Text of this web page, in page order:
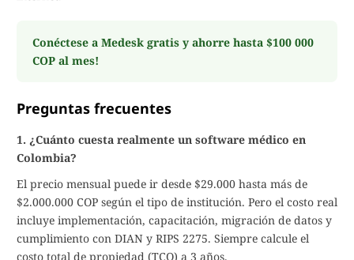
Conéctese a Medesk gratis y ahorre hasta $100 000
COP al mes!
Preguntas frecuentes
1. ¿Cuánto cuesta realmente un software médico en
Colombia?
El precio mensual puede ir desde $29.000 hasta más de
$2.000.000 COP según el tipo de institución. Pero el costo real
incluye implementación, capacitación, migración de datos y
cumplimiento con DIAN y RIPS 2275. Siempre calcule el
costo total de propiedad (TCO) a 3 años.